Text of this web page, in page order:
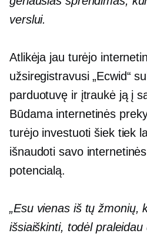
verslui.
Atlikėja jau turėjo
užsiregistravusi „Ecwid“
parduotuvę ir įtraukė ją į
Būdama internetinės
turėjo investuoti šiek tiek
išnaudoti savo
potencialą.
„Esu vienas iš tų žmonių,
išsiaiškinti, todėl